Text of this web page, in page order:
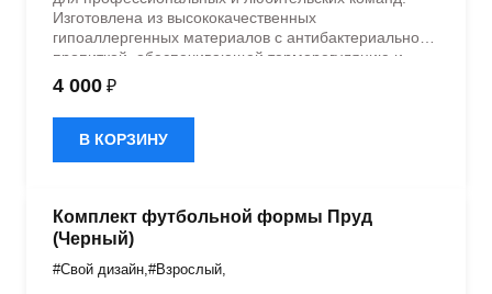
Изготовлена из высококачественных
гипоаллергенных материалов с антибактериальной
пропиткой, обеспечивающей терморегуляцию и
быстрое влагоотведение. Одежда обладает
эластичностью в 5 направлениях и стильным
дизайном.
4 000 ₽
В КОРЗИНУ
Комплект футбольной формы Пруд
(Черный)
#Свой дизайн #Взрослый